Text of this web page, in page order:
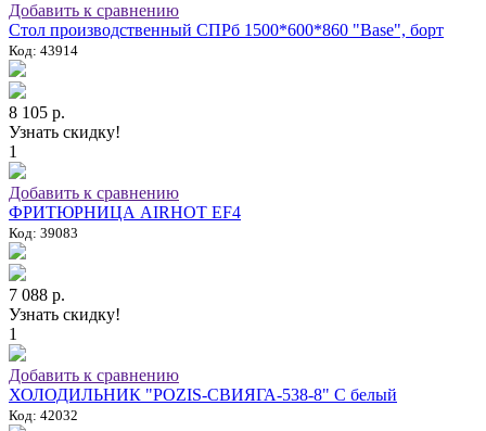
Добавить к сравнению
Стол производственный СПРб 1500*600*860 "Base", борт
Код: 43914
8 105 р.
Узнать скидку!
1
Добавить к сравнению
ФРИТЮРНИЦА AIRHOT EF4
Код: 39083
7 088 р.
Узнать скидку!
1
Добавить к сравнению
ХОЛОДИЛЬНИК "POZIS-СВИЯГА-538-8" C белый
Код: 42032